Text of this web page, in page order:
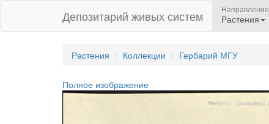
Депозитарий живых систем Направление
Растения
Растения Коллекции Гербарий МГУ
Полное изображение